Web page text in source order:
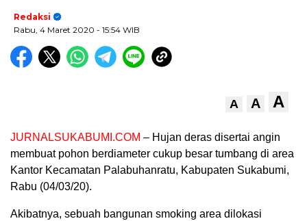
Redaksi
Rabu, 4 Maret 2020 - 15:54 WIB
A A A
JURNALSUKABUMI.COM – Hujan deras disertai angin
membuat pohon berdiameter cukup besar tumbang di area
Kantor Kecamatan Palabuhanratu, Kabupaten Sukabumi,
Rabu (04/03/20).
Akibatnya, sebuah bangunan smoking area dilokasi